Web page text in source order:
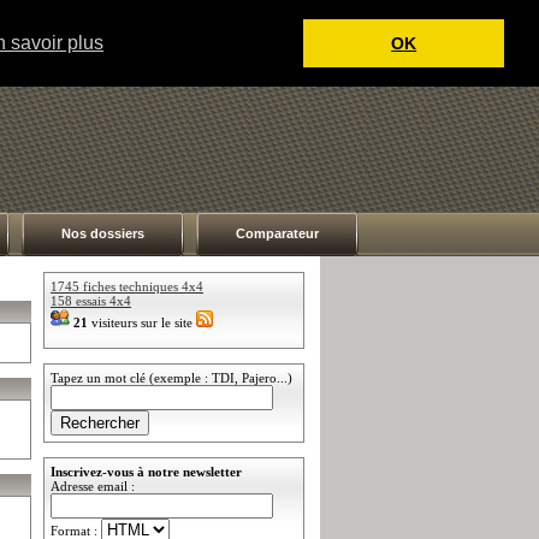
savoir plus OK
Nos dossiers Comparateur
1745 fiches techniques 4x4
158 essais 4x4
21 visiteurs sur le site
Tapez un mot clé (exemple : TDI, Pajero...)
Inscrivez-vous à notre newsletter
Adresse email :
Format :